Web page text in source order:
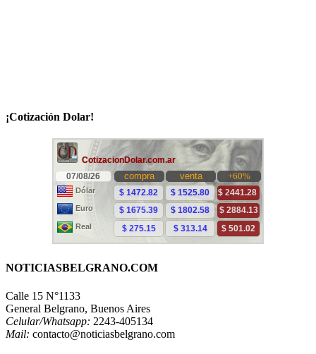
¡Cotización Dolar!
NOTICIASBELGRANO.COM
Calle 15 N°1133
General Belgrano, Buenos Aires
Celular/Whatsapp: 2243-405134
Mail: contacto@noticiasbelgrano.com